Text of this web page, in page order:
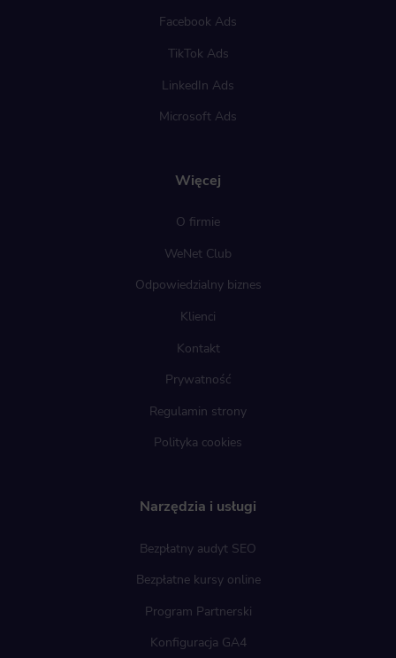
Więcej
O firmie
WeNet Club
Odpowiedzialny biznes
Klienci
Kontakt
Prywatność
Regulamin strony
Polityka cookies
Narzędzia i usługi
Bezpłatny audyt SEO
Bezpłatne kursy online
Program Partnerski
Konfiguracja GA4
Facebook Ads
TikTok Ads
LinkedIn Ads
Microsoft Ads